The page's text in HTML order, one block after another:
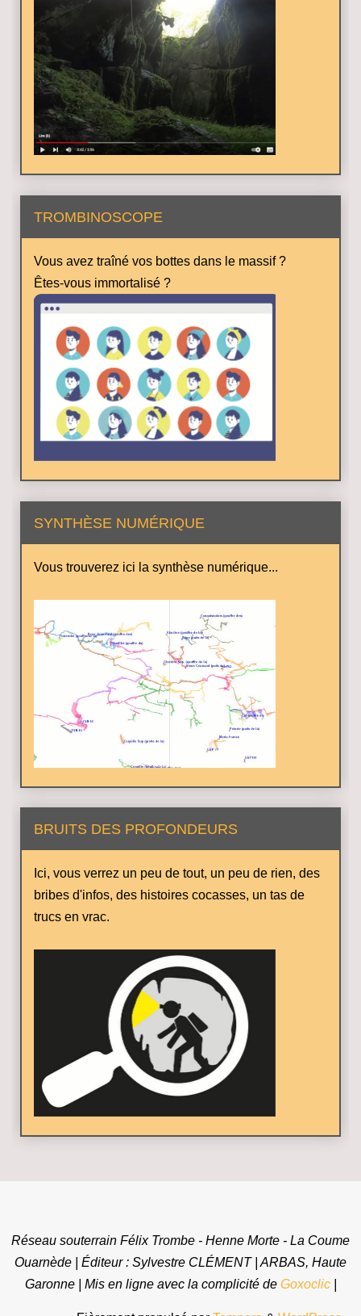
TROMBINOSCOPE
Vous avez traîné vos bottes dans le massif ?
Êtes-vous immortalisé ?
SYNTHÈSE NUMÉRIQUE
Vous trouverez ici la synthèse numérique...
BRUITS DES PROFONDEURS
Ici, vous verrez un peu de tout, un peu de rien, des
bribes d'infos, des histoires cocasses, un tas de
trucs en vrac.
Réseau souterrain Félix Trombe - Henne Morte - La Coume
Ouarnède | Éditeur : Sylvestre CLÉMENT | ARBAS, Haute
Garonne | Mis en ligne avec la complicité de Goxoclic|